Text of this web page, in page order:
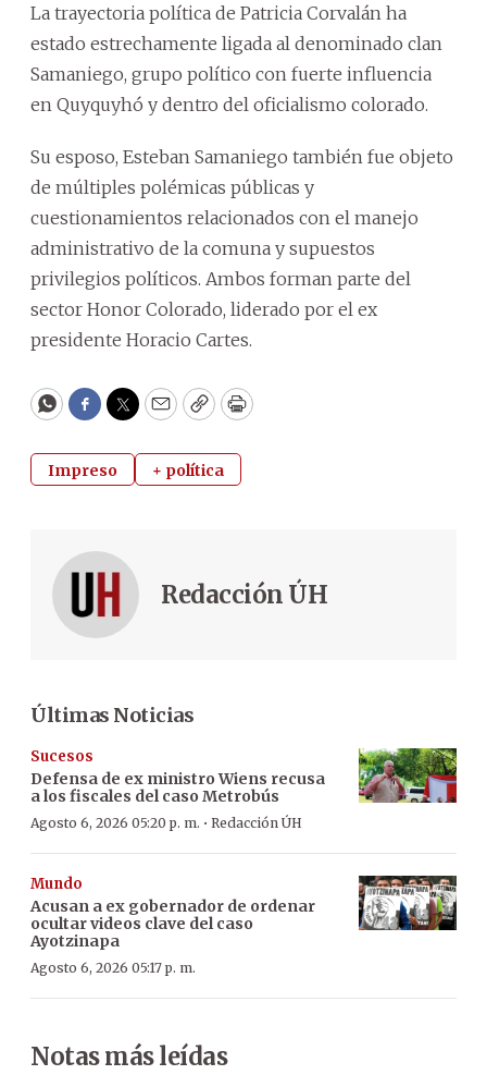
La trayectoria política de Patricia Corvalán ha
estado estrechamente ligada al denominado clan
Samaniego, grupo político con fuerte influencia
en Quyquyhó y dentro del oficialismo colorado.
Su esposo, Esteban Samaniego también fue objeto
de múltiples polémicas públicas y
cuestionamientos relacionados con el manejo
administrativo de la comuna y supuestos
privilegios políticos. Ambos forman parte del
sector Honor Colorado, liderado por el ex
presidente Horacio Cartes.
WhatsApp
Facebook
Twitter
EmailCopyPrint
Impreso + política
Redacción ÚH
Últimas Noticias
Sucesos
Defensa de ex ministro Wiens recusa
a los fiscales del caso Metrobús
Agosto 6, 2026 05:20 p. m. · Redacción ÚH
Mundo
Acusan a ex gobernador de ordenar
ocultar videos clave del caso
Ayotzinapa
Agosto 6, 2026 05:17 p. m.
Notas más leídas